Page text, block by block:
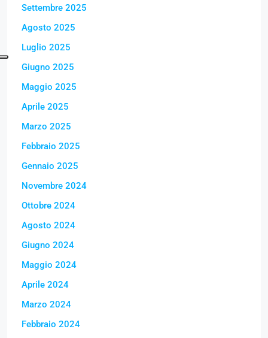
Settembre 2025
Agosto 2025
Luglio 2025
Giugno 2025
Maggio 2025
Aprile 2025
Marzo 2025
Febbraio 2025
Gennaio 2025
Novembre 2024
Ottobre 2024
Agosto 2024
Giugno 2024
Maggio 2024
Aprile 2024
Marzo 2024
Febbraio 2024